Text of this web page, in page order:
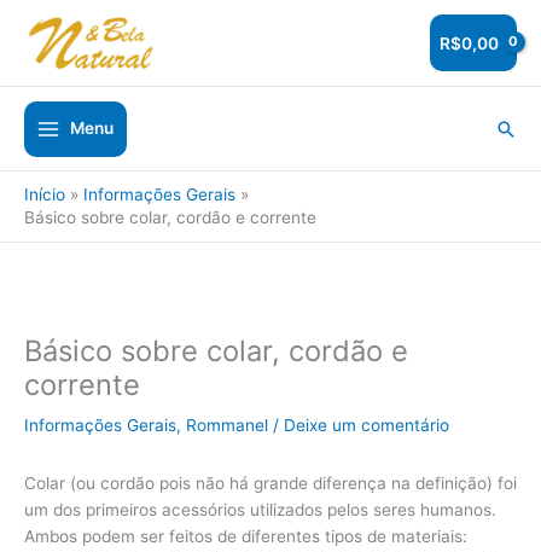
para
conteúdo
R$0,00
Menu
Início
Informações Gerais
Básico sobre colar, cordão e corrente
Básico sobre colar, cordão e
corrente
Informações Gerais, Rommanel / Deixe um comentário
Colar (ou cordão pois não há grande diferença na definição) foi
um dos primeiros acessórios utilizados pelos seres humanos.
Ambos podem ser feitos de diferentes tipos de materiais: